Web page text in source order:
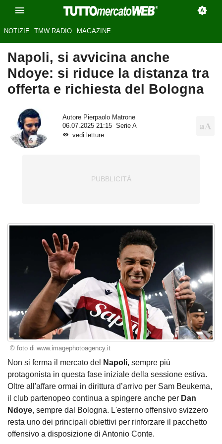
NOTIZIE TMW RADIO MAGAZINE
Napoli, si avvicina anche
Ndoye: si riduce la distanza tra
offerta e richiesta del Bologna
Autore Pierpaolo Matrone
06.07.2025 21:15
Serie A
vedi letture
© foto di www.imagephotoagency.it
Non si ferma il mercato del Napoli, sempre più
protagonista in questa fase iniziale della sessione estiva.
Oltre all'affare ormai in dirittura d’arrivo per Sam Beukema,
il club partenopeo continua a spingere anche per Dan
Ndoye, sempre dal Bologna. L'esterno offensivo svizzero
resta uno dei principali obiettivi per rinforzare il pacchetto
offensivo a disposizione di Antonio Conte.